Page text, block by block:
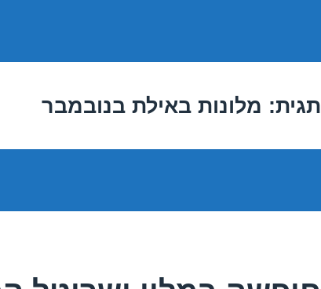
תגית: מלונות באילת בנובמבר